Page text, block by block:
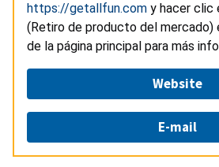
https://getallfun.com y hacer clic
(Retiro de producto del mercado)
de la página principal para más
Website
E-mail